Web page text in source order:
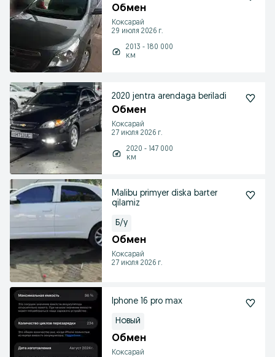
Обмен
Коксарай
29 июля 2026 г.
2013 - 180 000
км
2020 jentra arendaga beriladi
Обмен
Коксарай
27 июля 2026 г.
2020 - 147 000
км
Malibu primyer diska barter
qilamiz
Б/у
Обмен
Коксарай
27 июля 2026 г.
Iphone 16 pro max
Новый
Обмен
Коксарай